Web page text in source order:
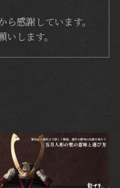
感謝しています。
します。